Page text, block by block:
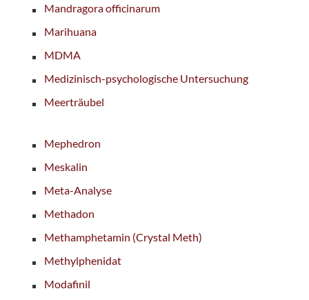
Mandragora officinarum
Marihuana
MDMA
Medizinisch-psychologische Untersuchung
Meerträubel
Mephedron
Meskalin
Meta-Analyse
Methadon
Methamphetamin (Crystal Meth)
Methylphenidat
Modafinil